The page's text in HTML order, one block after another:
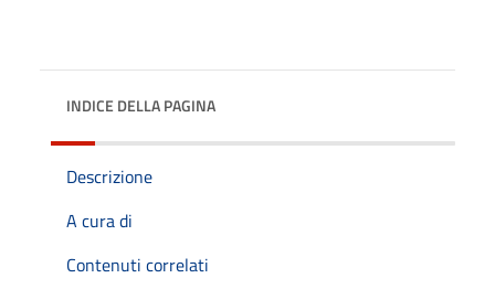
INDICE DELLA PAGINA
Descrizione
A cura di
Contenuti correlati